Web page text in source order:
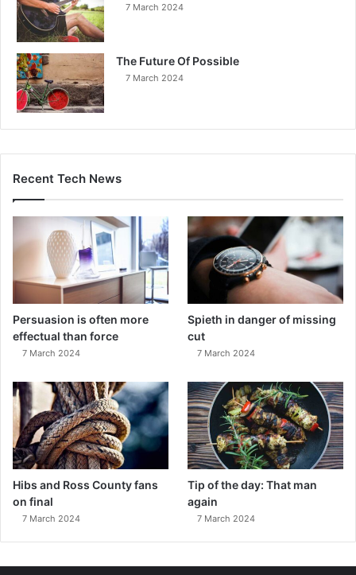
7 March 2024
The Future Of Possible
7 March 2024
Recent Tech News
Persuasion is often more
effectual than force
7 March 2024
Spieth in danger of missing
cut
7 March 2024
Hibs and Ross County fans
on final
7 March 2024
Tip of the day: That man
again
7 March 2024